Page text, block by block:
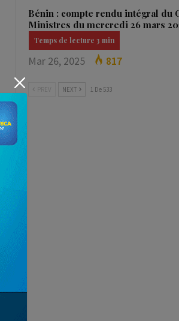
Bénin : compte rendu intégral du
Ministres du mercredi 26 mars
Mar 26, 2025 817
NEXT 1 De 533